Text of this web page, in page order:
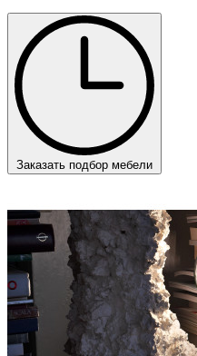
Заказать подбор мебели